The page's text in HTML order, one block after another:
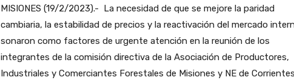
MISIONES (19/2/2023).- La necesidad de que se mejore la paridad
cambiaria, la estabilidad de precios y la reactivación del mercado
sonaron como factores de urgente atención en la reunión de los
integrantes de la comisión directiva de la Asociación de Productores,
Industriales y Comerciantes Forestales de Misiones y NE de